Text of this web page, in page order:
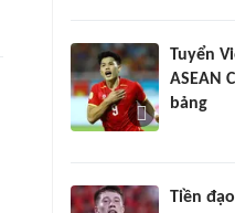
Tuyển
ASEAN
bảng
Tiền